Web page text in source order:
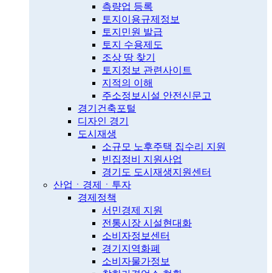
측량업 등록
토지이용규제정보
토지민원 발급
토지 수용제도
조상 땅 찾기
토지정보 관련사이트
지적의 이해
주소정보시설 안전신문고
경기건축포털
디자인 경기
도시재생
소규모 노후주택 집수리 지원
빈집정비 지원사업
경기도 도시재생지원센터
산업ㆍ경제ㆍ투자
경제정책
서민경제 지원
전통시장 시설현대화
소비자정보센터
경기지역화폐
소비자물가정보